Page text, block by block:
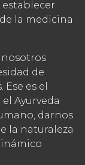
establecer
la medicina
nosotros
de
Ese es el
Ayurveda
darnos
la naturaleza